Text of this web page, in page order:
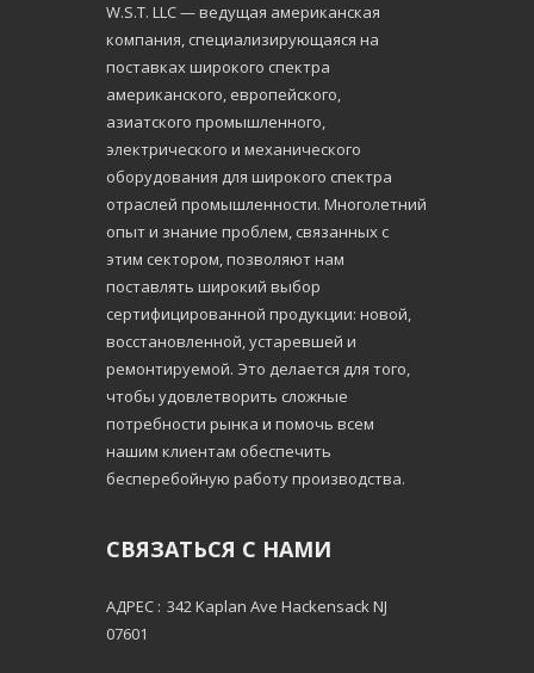
W.S.Т. LLC — ведущая американская
компания, специализирующаяся на
поставках широкого спектра
американского, европейского,
азиатского промышленного,
электрического и механического
оборудования для широкого спектра
отраслей промышленности. Многолетний
опыт и знание проблем, связанных с
этим сектором, позволяют нам
поставлять широкий выбор
сертифицированной продукции: новой,
восстановленной, устаревшей и
ремонтируемой. Это делается для того,
чтобы удовлетворить сложные
потребности рынка и помочь всем
нашим клиентам обеспечить
бесперебойную работу производства.
СВЯЗАТЬСЯ С НАМИ
АДРЕС : 342 Kaplan Ave Hackensack NJ
07601